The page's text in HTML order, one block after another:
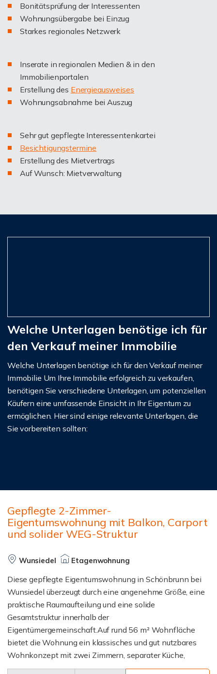
Bonitätsprüfung der Interessenten
Wohnungsübergabe bei Einzug
Starkes regionales Netzwerk
Inserate in regionalen Medien & in den
Immobilienportalen
Erstellung des Energieausweises
Wohnungsabnahme bei Auszug
Sehr gut gepflegte Interessentenkartei
Besichtigungstermine
Erstellung des Mietvertrags
Auf Wunsch: Mietverwaltung
Welche Unterlagen benötige ich für
den Verkauf meiner Immobilie
Welche Unterlagen benötige ich für den Verkauf meiner
Immobilie Um Ihre Immobilie erfolgreich zu verkaufen,
benötigen Sie verschiedene Unterlagen, um potenziellen
Käufern eine umfassende Einsicht in Ihr Eigentum zu
ermöglichen. Hier sind einige relevante Unterlagen, die
Sie vorbereiten sollten:
Gepflegte 2-Zimmer-
Eigentumswohnung mit Balkon, Carport
und solider WEG-Struktur
Wunsiedel Etagenwohnung
Diese gepflegte Eigentumswohnung in Schönbrunn bei
Wunsiedel überzeugt durch eine angenehme Größe, eine
praktische Raumaufteilung und eine solide
Gesamtstruktur innerhalb der
Eigentümergemeinschaft.Auf rund 56 m² Wohnfläche
bietet die Wohnung ein klassisches und gut nutzbares
Wohnkonzept mit zwei Zimmern, separater Küche,
Badezimmer sowie einem schönen Balkon. Die Wohnung